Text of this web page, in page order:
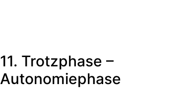
11. Trotzphase –
Autonomiephase